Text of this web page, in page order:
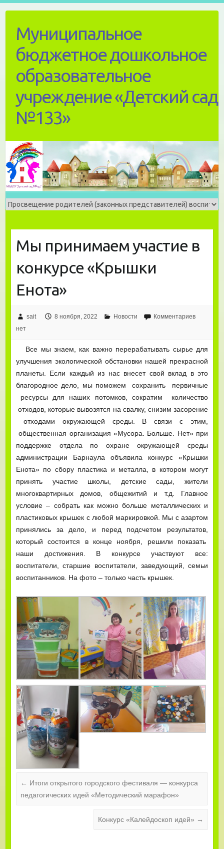
contentМуниципальное
бюджетное дошкольное
образовательное
учреждение «Детский сад
№133»
Мы принимаем участие в
конкурсе «Крышки
Енота»
sait 8 ноября, 2022 Новости
Комментариев
нет
Все мы знаем, как важно перерабатывать сырье для
улучшения экологической обстановки нашей прекрасной
планеты. Если каждый из нас внесет свой вклад в это
благородное дело, мы поможем сохранить первичные
ресурсы для наших потомков, сократим количество
отходов, которые вывозятся на свалку, снизим засорение
отходами окружающей среды. В связи с этим,
общественная организация «Мусора. Больше. Нет» при
поддержке отдела по охране окружающей среды
администрации Барнаула объявила конкурс «Крышки
Енота» по сбору пластика и металла, в котором могут
принять участие школы, детские сады, жители
многоквартирных домов, общежитий и т.д. Главное
условие – собрать как можно больше металлических и
пластиковых крышек с любой маркировкой. Мы с азартом
принялись за дело, и перед подсчетом результатов,
который состоится в конце ноября, решили показать
наши достижения. В конкурсе участвуют все:
воспитатели, старшие воспитатели, заведующий, семьи
воспитанников. На фото – только часть крышек.
← Итоги открытого городского фестиваля — конкурса
педагогических идей «Методический марафон»
Конкурс «Калейдоскоп идей» →